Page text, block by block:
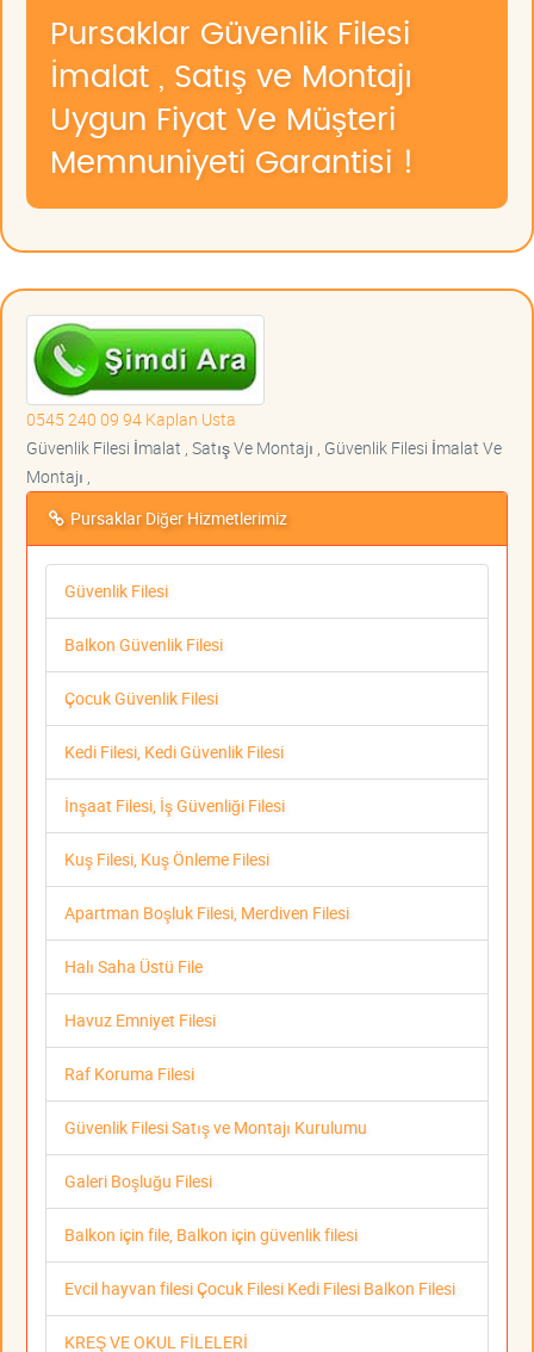
Pursaklar Güvenlik Filesi
İmalat , Satış ve Montajı
Uygun Fiyat Ve Müşteri
Memnuniyeti Garantisi !
0545 240 09 94 Kaplan Usta
Güvenlik Filesi İmalat , Satış Ve Montajı , Güvenlik Filesi İmalat Ve
Montajı ,
Pursaklar Diğer Hizmetlerimiz
Güvenlik Filesi
Balkon Güvenlik Filesi
Çocuk Güvenlik Filesi
Kedi Filesi, Kedi Güvenlik Filesi
İnşaat Filesi, İş Güvenliği Filesi
Kuş Filesi, Kuş Önleme Filesi
Apartman Boşluk Filesi, Merdiven Filesi
Halı Saha Üstü File
Havuz Emniyet Filesi
Raf Koruma Filesi
Güvenlik Filesi Satış ve Montajı Kurulumu
Galeri Boşluğu Filesi
Balkon için file, Balkon için güvenlik filesi
Evcil hayvan filesi Çocuk Filesi Kedi Filesi Balkon Filesi
KREŞ VE OKUL FİLELERİ